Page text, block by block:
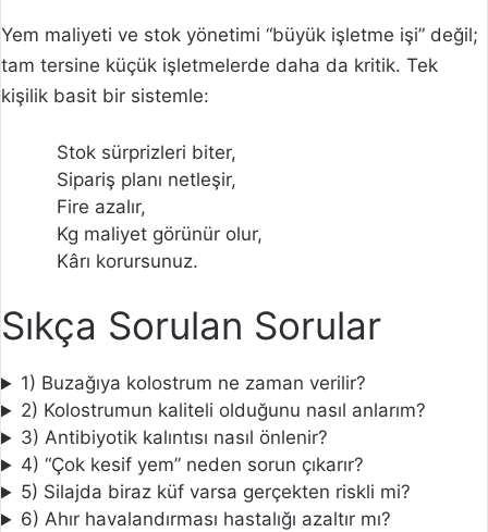
Yem maliyeti ve stok yönetimi “büyük işletme işi” değil;
tam tersine küçük işletmelerde daha da kritik. Tek
kişilik basit bir sistemle:
Stok sürprizleri biter,
Sipariş planı netleşir,
Fire azalır,
Kg maliyet görünür olur,
Kârı korursunuz.
Sıkça Sorulan Sorular
1) Buzağıya kolostrum ne zaman verilir?
2) Kolostrumun kaliteli olduğunu nasıl anlarım?
3) Antibiyotik kalıntısı nasıl önlenir?
4) “Çok kesif yem” neden sorun çıkarır?
5) Silajda biraz küf varsa gerçekten riskli mi?
6) Ahır havalandırması hastalığı azaltır mı?